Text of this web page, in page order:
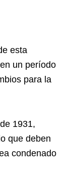
esta
un período
para la
1931,
que deben
condenado